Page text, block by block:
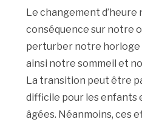
Le changement d’heure
conséquence sur notre
perturber notre horloge
ainsi notre sommeil et
La transition peut être
difficile pour les enfants
âgées. Néanmoins, ces